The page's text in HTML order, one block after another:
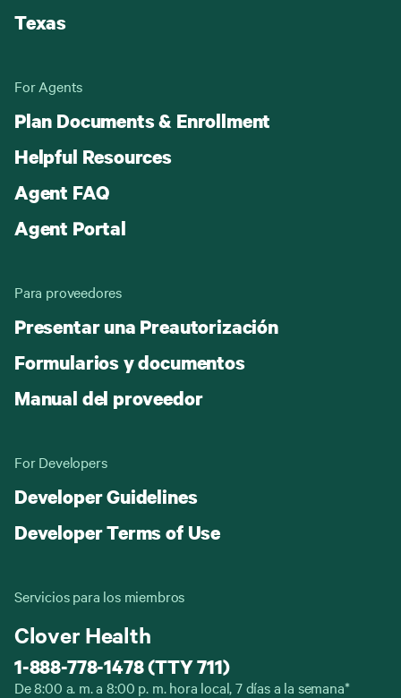
Texas
For Agents
Plan Documents & Enrollment
Helpful Resources
Agent FAQ
Agent Portal
Para proveedores
Presentar una Preautorización
Formularios y documentos
Manual del proveedor
For Developers
Developer Guidelines
Developer Terms of Use
Servicios para los miembros
Clover Health
1-888-778-1478 (TTY 711)
De 8:00 a. m. a 8:00 p. m. hora local, 7 días a la semana*